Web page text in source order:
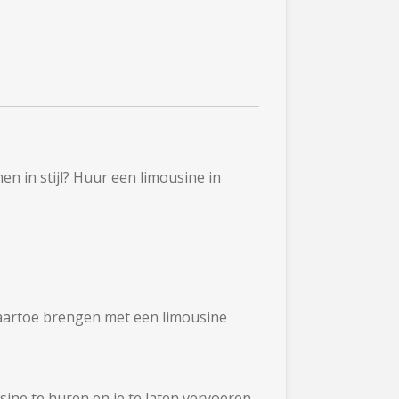
in stijl? Huur een limousine in
brengen met een limousine